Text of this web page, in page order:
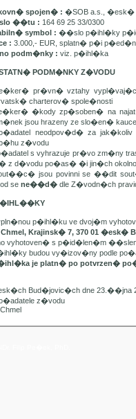
spojen� : �SOB a.s., �esk�
��tu : 164 69 25 33/0300
symbol : ��slo p�ihl�ky
: 3.000,- EUR, splatn� p�i
podm�nky : viz. p�ihl�ka
PODM�NKY Z�VODU
pr�vn� vztahy
charterov� spole�nosti
�kody zp�soben� na
jsou hrazeny ze slo�en� kauce
neodpov�d� za
z�vodu
s vyhrazuje pr�vo zm�ny
z d�vodu po�as� �i jin�ch
jsou povinni se ��dit
se ne��d� dle Z�vodn�ch
p�ihl�ku ve dvoj�m
Chmel, Krajinsk� 7, 370 01 �esk�
vyhotoven� s p�id�len�m
budou vy�izov�ny podle
je platn� po potvrzen�
Bud�jovic�ch dne 23.��jna
z�vodu